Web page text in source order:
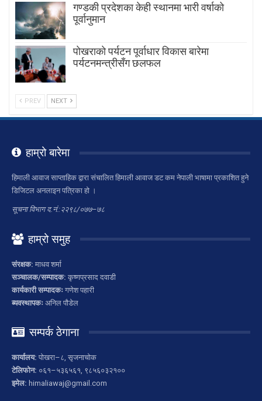
गण्डकी प्रदेशका केही स्थानमा भारी वर्षाको
पूर्वानुमान
पाेखराकाे पर्यटन पूर्वाधार विकास बारेमा
पर्यटनमन्त्रीसँग छलफल
PREV NEXT
हाम्रो बारेमा
हिमाली आवाज साप्ताहिक द्वारा संचालित हिमाली आवाज डट कम नेपाली भाषामा प्रकाशित हुने
डिजिटल अनलाइन पत्रिका हो ।
सूचना विभाग द.नं.:२२९८/०७७–७८
हाम्रो समुह
संरक्षक: माधव शर्मा
सञ्चालक/सम्पादक: कृष्णप्रसाद दवाडी
कार्यकारी सम्पादकः गणेश पहारी
ब्यवस्थापकः अनिल पौडेल
सम्पर्क ठेगाना
कार्यालय: पोखरा–८, सृजनाचोक
टेलिफोन: ०६१–५३६५६१, ९८५६०३२१००
इमेल: himaliawaj@gmail.com